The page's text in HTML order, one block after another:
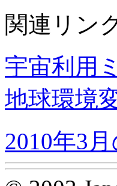
関連リン
宇宙利用
地球環境
2010年3